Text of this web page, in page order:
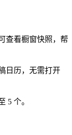
看橱窗快照，帮
历，无需打开
5 个。